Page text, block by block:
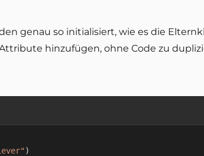
genau so initialisiert, wie es die
hinzufügen, ohne Code zu
)